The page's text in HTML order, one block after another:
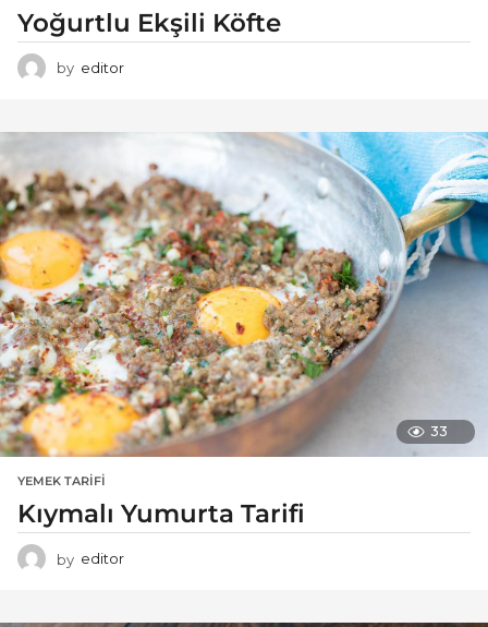
Yoğurtlu Ekşili Köfte
by editor
33
YEMEK TARIFI
Kıymalı Yumurta Tarifi
by editor